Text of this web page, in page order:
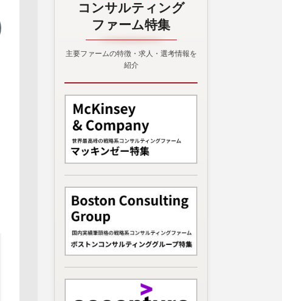
コンサルティング
ファーム特集
主要ファームの特徴・求人・選考情報を
紹介